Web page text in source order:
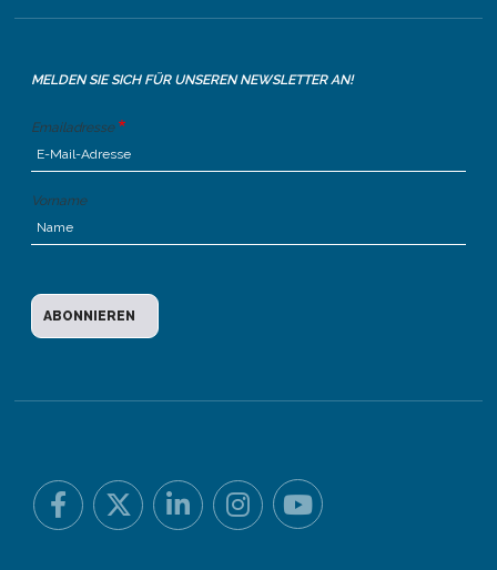
MELDEN SIE SICH FÜR UNSEREN NEWSLETTER AN!
Emailadresse
Vorname